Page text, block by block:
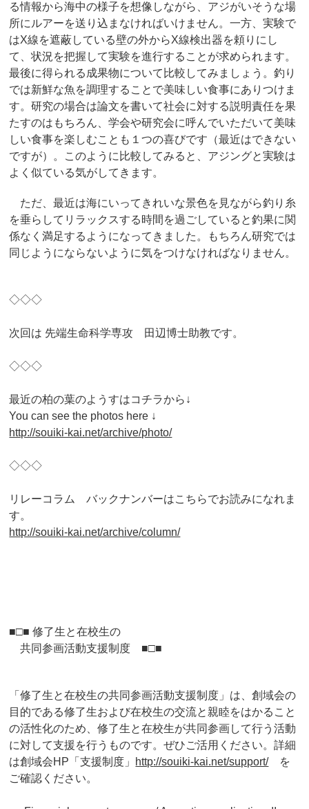
る情報から海中の様子を想像しながら、アジがいそうな場
所にルアーを送り込まなければいけません。一方、実験で
はX線を遮蔽している壁の外からX線検出器を頼りにし
て、状況を把握して実験を進行することが求められます。
最後に得られる成果物について比較してみましょう。釣り
では新鮮な魚を調理することで美味しい食事にありつけま
す。研究の場合は論文を書いて社会に対する説明責任を果
たすのはもちろん、学会や研究会に呼んでいただいて美味
しい食事を楽しむことも１つの喜びです（最近はできない
ですが）。 このように比較してみると、 アジングと実験は
よく似ている気がしてきます。
ただ、最近は海にいってきれいな景色を見ながら釣り糸
を垂らしてリラッ クスする時間を過ごしていると釣果に関
係なく満足するようになってきました。
もちろん研究では
同じようにならないように気をつけなければなり ません。
◇◇◇
次回は 先端生命科学専攻 田辺博士助教です。
◇◇◇
最近の柏の葉のようすはコチラから↓
You can see the photos here ↓
http://souiki-kai.net/archive/photo/
◇◇◇
リレーコラム バックナンバーはこちらでお読みになれま
す。
http://souiki-kai.net/archive/column/
■□■ 修了生と在校生の
共同参画活動支援制度 ■□■
「修了生と在校生の共同参画活動支援制度」は、創域会の
目的である修了生および在校生の交流と親睦をはかること
の活性化のため、修了生と在校生が共同参画して行う活動
に対して支援を行うものです。ぜひご活用ください。詳細
は創域会HP「支援制度」 http://souiki-kai.net/support/を
ご確認ください。